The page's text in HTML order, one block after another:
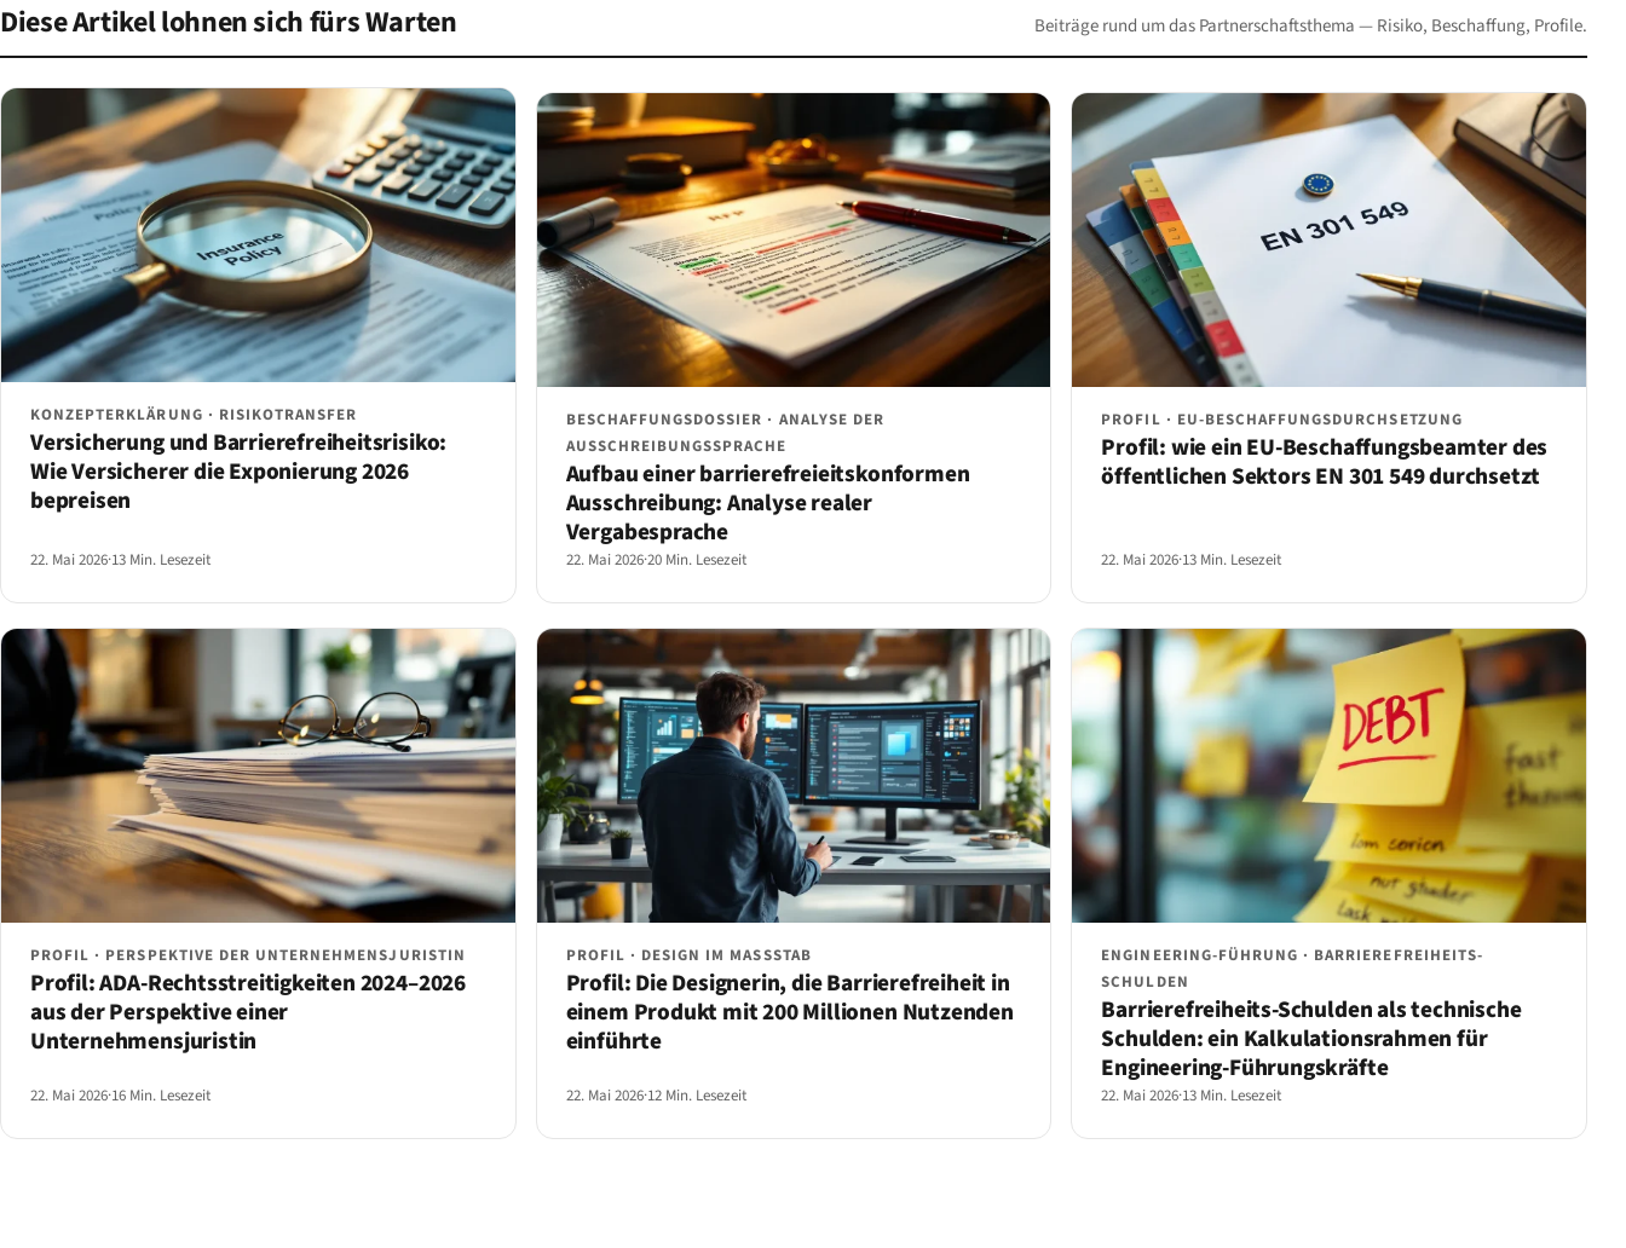
Diese Artikel lohnen sich fürs Warten Beiträge rund um das Partnerschaftsthema — Risiko, Beschaffung, Profile.
KONZEPTERKLÄRUNG · RISIKOTRANSFER
Versicherung und Barrierefreiheitsrisiko:
Wie Versicherer die Exponierung 2026
bepreisen
22. Mai 2026·13 Min. Lesezeit
BESCHAFFUNGSDOSSIER · ANALYSE DER
AUSSCHREIBUNGSSPRACHE
Aufbau einer barrierefreieitskonformen
Ausschreibung: Analyse realer
Vergabesprache
22. Mai 2026·20 Min. Lesezeit
PROFIL · EU-BESCHAFFUNGSDURCHSETZUNG
Profil: wie ein EU-Beschaffungsbeamter des
öffentlichen Sektors EN 301 549 durchsetzt
22. Mai 2026·13 Min. Lesezeit
PROFIL · PERSPEKTIVE DER UNTERNEHMENSJURISTIN
Profil: ADA-Rechtsstreitigkeiten 2024–2026
aus der Perspektive einer
Unternehmensjuristin
22. Mai 2026·16 Min. Lesezeit
PROFIL · DESIGN IM MASSSTAB
Profil: Die Designerin, die Barrierefreiheit in
einem Produkt mit 200 Millionen Nutzenden
einführte
22. Mai 2026·12 Min. Lesezeit
ENGINEERING-FÜHRUNG · BARRIEREFREIHEITS-
SCHULDEN
Barrierefreiheits-Schulden als technische
Schulden: ein Kalkulationsrahmen für
Engineering-Führungskräfte
22. Mai 2026·13 Min. Lesezeit